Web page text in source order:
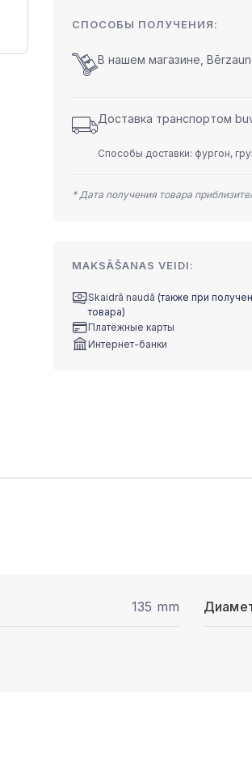
СПОСОБЫ ПОЛУЧЕНИЯ:
В нашем магазине,
Доставка транспортом
Способы доставки: фургон,
* Дата получения товара
MAKSĀŠANAS VEIDI:
Skaidrā naudā (также при
товара)
Платёжные карты
Интернет-банки
135 mm